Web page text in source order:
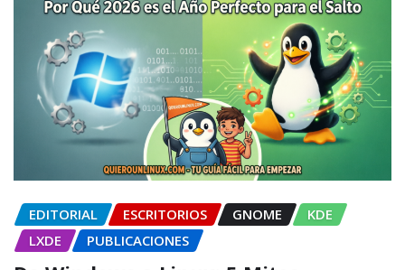
EDITORIAL ESCRITORIOS GNOME
KDE
LXDE
PUBLICACIONES